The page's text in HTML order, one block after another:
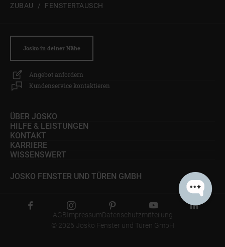
ZUBAU
FENSTERTAUSCH
Josko in deiner Nähe
Angebot anfordern
Kundenservice kontaktieren
ÜBER JOSKO
HILFE & LEISTUNGEN
KONTAKT
KARRIERE
WISSENSWERT
JOSKO FENSTER UND TÜREN GMBH
AGB ImpressumDatenschutzmitteilung
© 2026 Josko Fenster und Türen GmbH